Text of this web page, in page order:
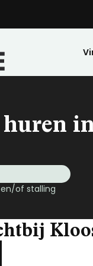
Kopen
Stalling
De ideale
Ervaringen
Een greep uit
of stalling